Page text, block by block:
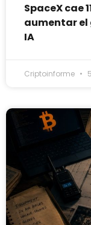
SpaceX cae
aumentar el
IA
Criptoinforme